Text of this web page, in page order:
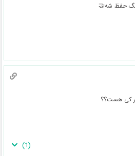
حفظ شه🤝
کی هست؟؟
(
1
)